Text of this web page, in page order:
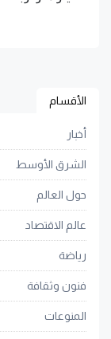
الأقسام
أخبار
الشرق الأوسط
حول العالم
عالم الاقتصاد
رياضة
فنون وثقافة
المنوعات